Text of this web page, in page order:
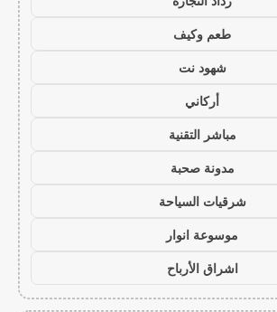
طعم وكيف
شهود نت
أركاني
مباشر التقنية
مدونة صحبة
شرقيات السياحة
موسوعة انوار
اشراق الأرباح